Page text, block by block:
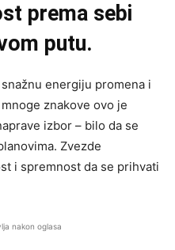
prema sebi
putu.
energiju promena i
znakove ovo je
izbor – bilo da se
Zvezde
i spremnost da se prihvati
nakon oglasa